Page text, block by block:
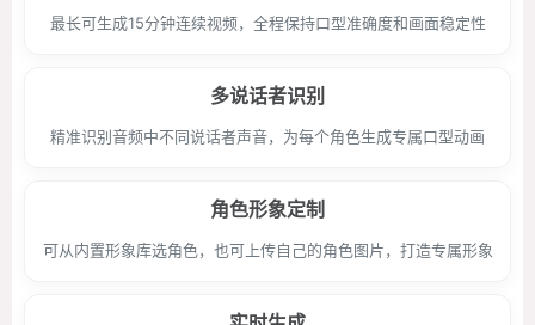
最长可生成15分钟连续视频，全程保持口型准确度和画面稳定性
多说话者识别
精准识别音频中不同说话者声音，为每个角色生成专属口型动画
角色形象定制
可从内置形象库选角色，也可上传自己的角色图片，打造专属形象